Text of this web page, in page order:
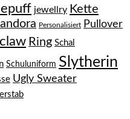
jewellry Kette
Personalisiert Pullover
Ring Schal
Schuluniform Slytherin
Ugly Sweater